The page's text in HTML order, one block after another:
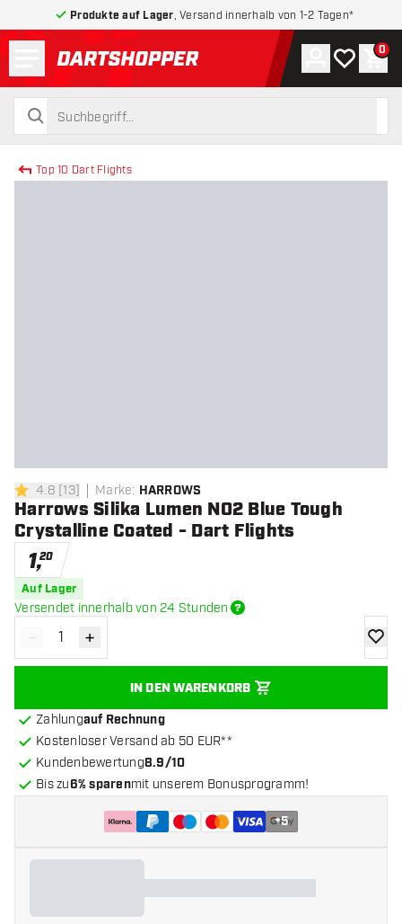
Produkte auf Lager , Versand innerhalb von 1-2 Tagen*
zurück zur Startseite
suchen
suchen
Konto
Meine 0
Top 10 Dart Flights
4.8 Bewertungssterne
4.8 [13] Marke: HARROWS
Harrows Silika Lumen NO2 Blue Tough
Crystalline Coated - Dart Flights
1,20
Auf Lager
Versendet innerhalb von 24 Stunden
Menge verringern
- Menge erhöhen
+
IN DEN WARENKORB
Zur
Zahlungauf Rechnung
Kostenloser Versand ab 50 EUR**
Kundenbewertung8.9/10
Bis zu6% sparenmit unserem Bonusprogramm!
+5